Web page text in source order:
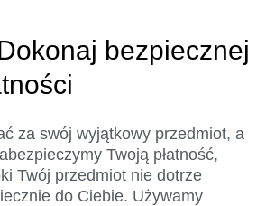
bezpiecznej
za swój wyjątkowy przedmiot, a
Twoją płatność,
Twój przedmiot nie dotrze
do Ciebie. Używamy